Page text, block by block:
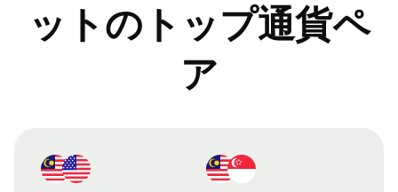
ットのトップ通貨ペ
ア